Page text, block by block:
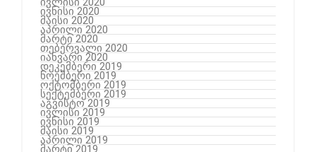
ივნისი 2020
მაისი 2020
აპრილი 2020
მარტი 2020
თებერვალი 2020
იანვარი 2020
დეკემბერი 2019
ნოემბერი 2019
ოქტომბერი 2019
სექტემბერი 2019
აგვისტო 2019
ივლისი 2019
ივნისი 2019
მაისი 2019
აპრილი 2019